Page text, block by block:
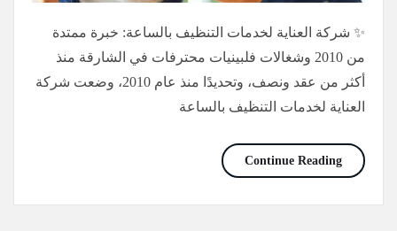
✨ شركة العناية لخدمات التنظيف بالساعة: خبرة ممتدة
من 2010 وشغالات فلبينيات محترفات في الشارقة منذ
أكثر من عقد ونصف، وتحديدًا منذ عام 2010، وضعت شركة
العناية لخدمات التنظيف بالساعة
Continue Readingشغالات تنظيف بالساعة في الشارقة/0565736207/خصم30%